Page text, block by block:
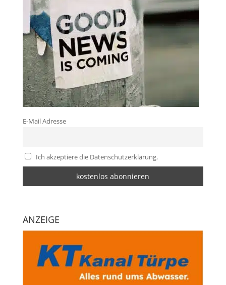
E-Mail Adresse
Ich akzeptiere die Datenschutzerklärung.
ANZEIGE